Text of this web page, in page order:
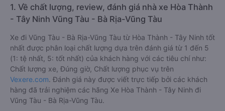
1. Về chất lượng, review, đánh giá nhà xe Hòa Thành
- Tây Ninh Vũng Tàu - Bà Rịa-Vũng Tàu
Xe đi Vũng Tàu - Bà Rịa-Vũng Tàu từ Hòa Thành - Tây Ninh tốt
nhất được phân loại chất lượng dựa trên đánh giá từ 1 đến 5
(1: tệ nhất, 5: tốt nhất) của khách hàng với các tiêu chí như:
Chất lượng xe, Đúng giờ, Chất lượng phục vụ trên
Vexere.com. Đánh giá này được viết trực tiếp bởi các khách
hàng đã trải nghiệm các hãng Xe Hòa Thành - Tây Ninh đi
Vũng Tàu - Bà Rịa-Vũng Tàu.